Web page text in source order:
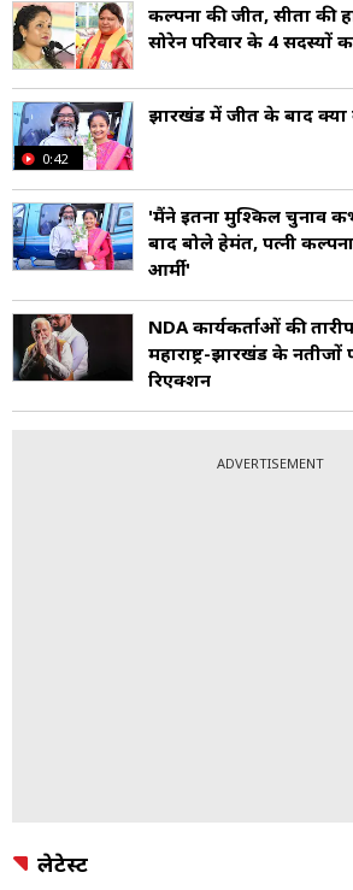
कल्पना की जीत, सीता की
सोरेन परिवार के 4 सदस्यों
0:42
झारखंड में जीत के बाद क्या
'मैंने इतना मुश्किल चुनाव
बाद बोले हेमंत, पत्नी
आर्मी'
NDA कार्यकर्ताओं की
महाराष्ट्र-झारखंड के नतीजों
रिएक्शन
ADVERTISEMENT
लेटेस्ट